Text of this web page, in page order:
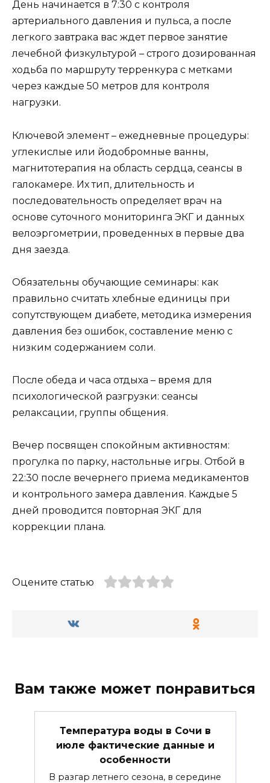
День начинается в 7:30 с контроля
артериального давления и пульса, а после
легкого завтрака вас ждет первое занятие
лечебной физкультурой – строго дозированная
ходьба по маршруту терренкура с метками
через каждые 50 метров для контроля
нагрузки.
Ключевой элемент – ежедневные процедуры:
углекислые или йодобромные ванны,
магнитотерапия на область сердца, сеансы в
галокамере. Их тип, длительность и
последовательность определяет врач на
основе суточного мониторинга ЭКГ и данных
велоэргометрии, проведенных в первые два
дня заезда.
Обязательны обучающие семинары: как
правильно считать хлебные единицы при
сопутствующем диабете, методика измерения
давления без ошибок, составление меню с
низким содержанием соли.
После обеда и часа отдыха – время для
психологической разгрузки: сеансы
релаксации, группы общения.
Вечер посвящен спокойным активностям:
прогулка по парку, настольные игры. Отбой в
22:30 после вечернего приема медикаментов
и контрольного замера давления. Каждые 5
дней проводится повторная ЭКГ для
коррекции плана.
Оцените статью
Вам также может понравиться
Температура воды в Сочи в
июле фактические данные и
особенности
В разгар летнего сезона, в середине